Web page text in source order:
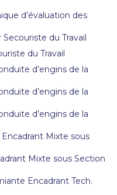
d’évaluation des
du Travail
du Travail
d’engins de la
d’engins de la
d’engins de la
Mixte sous
Mixte sous Section
Encadrant Tech.